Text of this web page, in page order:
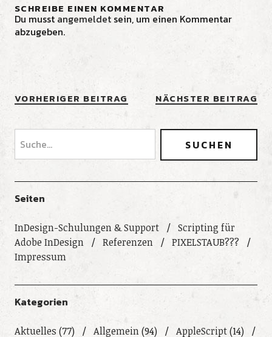
SCHREIBE EINEN KOMMENTAR
Du musst angemeldetsein, um einen Kommentar
abzugeben.
VORHERIGER BEITRAG NÄCHSTER BEITRAG
Seiten
InDesign-Schulungen & Support
Scripting für
Adobe InDesign
Referenzen
PIXELSTAUB???
Impressum
Kategorien
Aktuelles (77) Allgemein(94) AppleScript(14)